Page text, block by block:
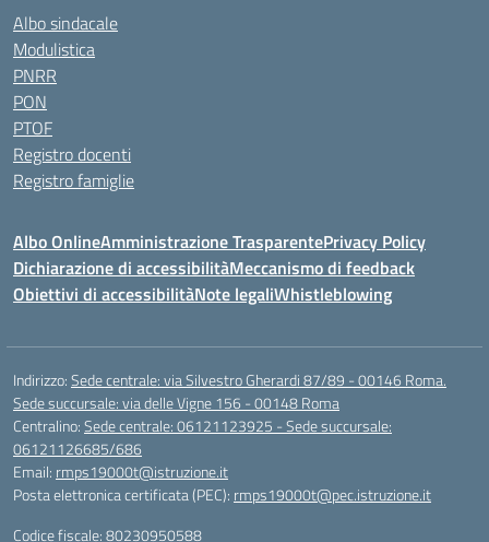
Albo sindacale
Modulistica
PNRR
PON
PTOF
Registro docenti
Registro famiglie
Albo OnlineAmministrazione TrasparentePrivacy Policy
Dichiarazione di accessibilitàMeccanismo di feedback
Obiettivi di accessibilitàNote legaliWhistleblowing
Indirizzo:Sede centrale: via Silvestro Gherardi 87/89 - 00146 Roma.
Sede succursale: via delle Vigne 156 - 00148 Roma
Centralino:Sede centrale: 06121123925 - Sede succursale:
06121126685/686
Email: rmps19000t@istruzione.it
Posta elettronica certificata (PEC): rmps19000t@pec.istruzione.it
Codice fiscale: 80230950588